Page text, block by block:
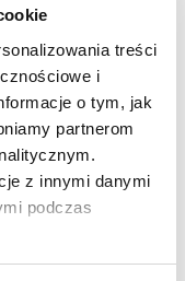
treści
i
o tym, jak
partnerom
z innymi danymi
podczas